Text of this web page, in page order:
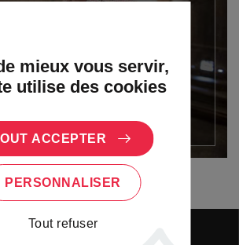
mieux vous servir,
utilise des cookies
ACCEPTER
PERSONNALISER
Tout refuser